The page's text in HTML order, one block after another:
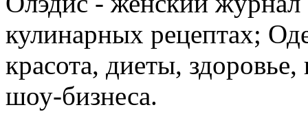
кулинарных рецептах;
красота, диеты,
шоу-бизнеса.